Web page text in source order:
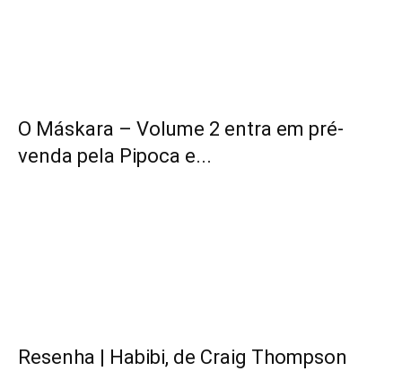
O Máskara – Volume 2 entra em pré-
venda pela Pipoca e...
Resenha | Habibi, de Craig Thompson